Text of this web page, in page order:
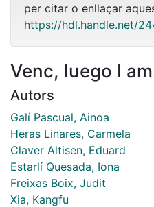
per citar o enllaçar
https://hdl.handle.net/
Venc, luego I
Autors
Galí Pascual, Ainoa
Heras Linares, Carmela
Claver Altisen, Eduard
Estarlí Quesada, Iona
Freixas Boix, Judit
Xia, Kangfu